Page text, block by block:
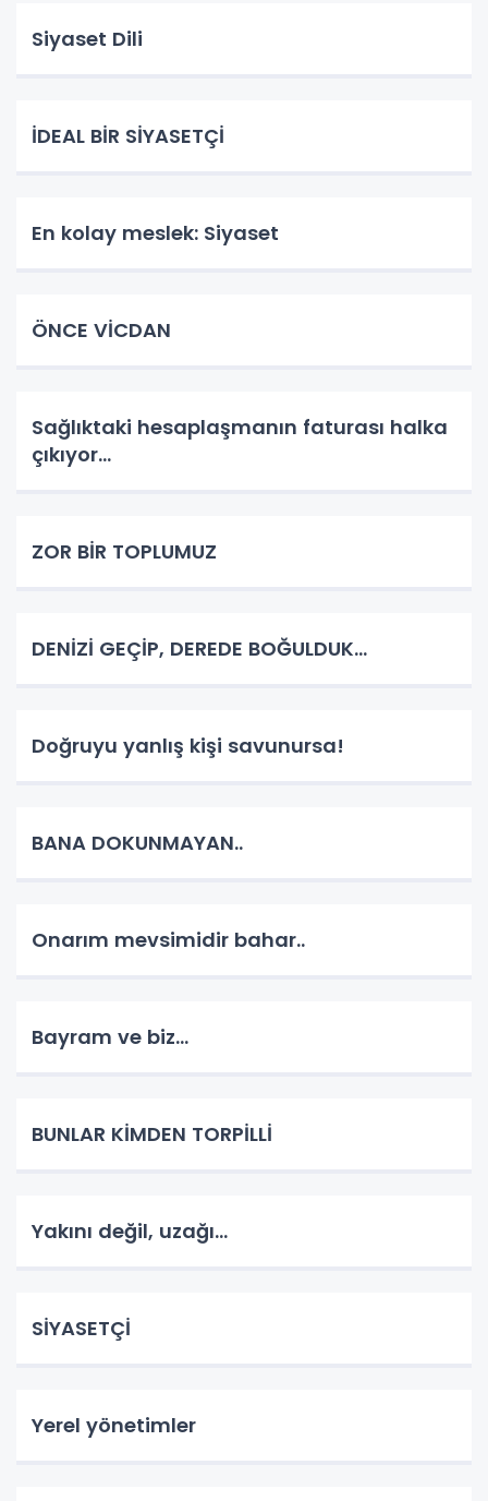
Siyaset Dili
İDEAL BİR SİYASETÇİ
En kolay meslek: Siyaset
ÖNCE VİCDAN
Sağlıktaki hesaplaşmanın faturası halka
çıkıyor...
ZOR BİR TOPLUMUZ
DENİZİ GEÇİP, DEREDE BOĞULDUK…
Doğruyu yanlış kişi savunursa!
BANA DOKUNMAYAN..
Onarım mevsimidir bahar..
Bayram ve biz...
BUNLAR KİMDEN TORPİLLİ
Yakını değil, uzağı...
SİYASETÇİ
Yerel yönetimler